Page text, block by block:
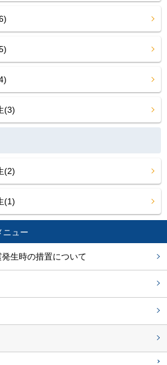
生時の措置について
(3)
(2)
(1)